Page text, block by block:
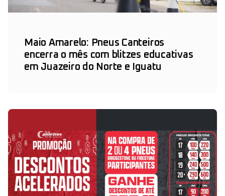
Maio Amarelo: Pneus Canteiros
encerra o mês com blitzes educativas
em Juazeiro do Norte e Iguatu